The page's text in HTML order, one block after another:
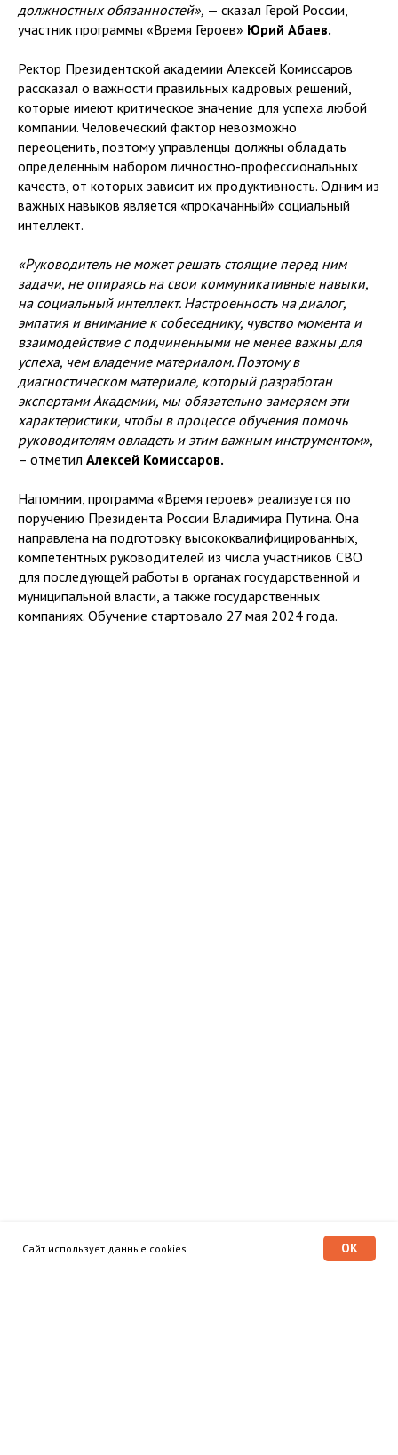
должностных обязанностей», — сказал Герой России,
участник программы «Время Героев» Юрий Абаев.
Ректор Президентской академии Алексей Комиссаров
рассказал о важности правильных кадровых решений,
которые имеют критическое значение для успеха любой
компании. Человеческий фактор невозможно
переоценить, поэтому управленцы должны обладать
определенным набором личностно-профессиональных
качеств, от которых зависит их продуктивность. Одним из
важных навыков является «прокачанный» социальный
интеллект.
«Руководитель не может решать стоящие перед ним
задачи, не опираясь на свои коммуникативные навыки,
на социальный интеллект. Настроенность на диалог,
эмпатия и внимание к собеседнику, чувство момента и
взаимодействие с подчиненными не менее важны для
успеха, чем владение материалом. Поэтому в
диагностическом материале, который разработан
экспертами Академии, мы обязательно замеряем эти
характеристики, чтобы в процессе обучения помочь
руководителям овладеть и этим важным инструментом»,
– отметил Алексей Комиссаров.
Напомним, программа «Время героев» реализуется по
поручению Президента России Владимира Путина. Она
направлена на подготовку высококвалифицированных,
компетентных руководителей из числа участников СВО
для последующей работы в органах государственной и
муниципальной власти, а также государственных
компаниях. Обучение стартовало 27 мая 2024 года.
Сайт использует данные cookies OK